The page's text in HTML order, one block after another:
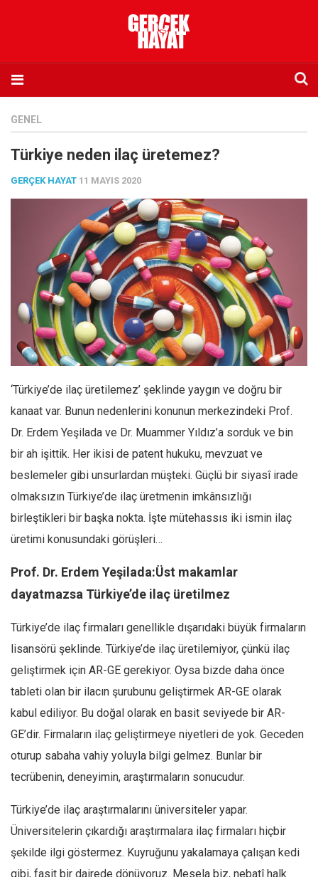
Künye
İletişim
Abone olmak istiyorum
Satış noktası listesi
Eksik sayıların temini
Sosyal Medya
Twitter
Facebook
Instagram
Editörden
Kemal Özer
Mahmut Toptaş
Yvonne Ridley
Barış Tarımcıoğlu
Ömer Kayani
Yusuf Armağan
Hasanali Yıldırım
Selçuk Türkyılmaz
Abir E. Nahas
Amina S. Jenenkovic
Bağdagül Öz
Esra Elönü
» Yazar arşivi
Bu Sayı
Tüm Sayılar
Kategoriler
GENEL
Türkiye neden ilaç üretemez?
GERÇEK HAYAT 11 MAYIS 2020
‘Türkiye’de ilaç üretilemez’ şeklinde yaygın ve doğru bir
kanaat var. Bunun nedenlerini konunun merkezindeki Prof.
Dr. Erdem Yeşilada ve Dr. Muammer Yıldız’a sorduk ve bin
bir ah işittik. Her ikisi de patent hukuku, mevzuat ve
beslemeler gibi unsurlardan müşteki. Güçlü bir siyasî irade
olmaksızın Türkiye’de ilaç üretmenin imkânsızlığı
birleştikleri bir başka nokta. İşte mütehassıs iki ismin ilaç
üretimi konusundaki görüşleri…
Prof. Dr. Erdem Yeşilada:Üst makamlar
dayatmazsa Türkiye’de ilaç üretilmez
Türkiye’de ilaç firmaları genellikle dışarıdaki büyük firmaların
lisansörü şeklinde. Türkiye’de ilaç üretilemiyor, çünkü ilaç
geliştirmek için AR-GE gerekiyor. Oysa bizde daha önce
tableti olan bir ilacın şurubunu geliştirmek AR-GE olarak
kabul ediliyor. Bu doğal olarak en basit seviyede bir AR-
GE’dir. Firmaların ilaç geliştirmeye niyetleri de yok. Geceden
oturup sabaha vahiy yoluyla bilgi gelmez. Bunlar bir
tecrübenin, deneyimin, araştırmaların sonucudur.
Türkiye’de ilaç araştırmalarını üniversiteler yapar.
Üniversitelerin çıkardığı araştırmalara ilaç firmaları hiçbir
şekilde ilgi göstermez. Kuyruğunu yakalamaya çalışan kedi
gibi, fasit bir dairede dönüyoruz. Mesela biz, nebatî halk